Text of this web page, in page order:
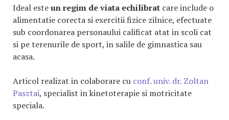
Ideal esteun regim de viata echilibrat care include o
alimentatie corecta si exercitii fizice zilnice, efectuate
sub coordonarea personaului calificat atat in scoli cat
si pe terenurile de sport, in salile de gimnastica sau
acasa.
Articol realizat in colaborare cu conf. univ. dr. Zoltan
Pasztai, specialist in kinetoterapie si motricitate
speciala.